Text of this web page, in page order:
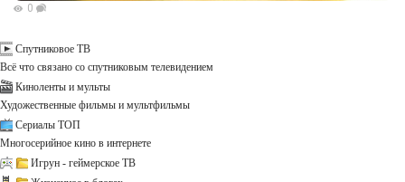
0
Спутниковое ТВ
Всё что связано со спутниковым телевидением
Киноленты и мульты
Художественные фильмы и мультфильмы
Сериалы ТОП
Многосерийное кино в интернете
Игрун - геймерское ТВ